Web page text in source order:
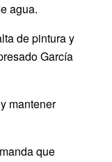
agua.
de pintura y
García
mantener
que